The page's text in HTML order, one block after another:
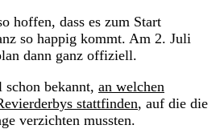
hoffen, dass es zum Start
so happig kommt. Am 2. Juli
dann ganz offiziell.
bekannt, an welchen
stattfinden, auf die die
verzichten mussten.